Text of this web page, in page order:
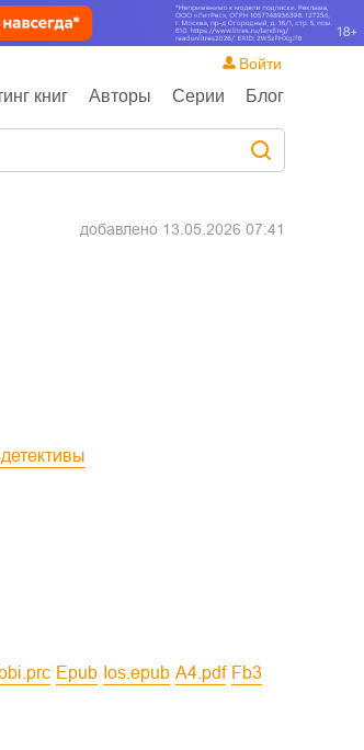
книг Авторы Серии Блог
Войти
добавлено 13.05.2026 07:41
epub ios.epub a4.pdf fb3